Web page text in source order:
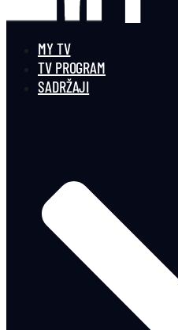
MY TV
TV PROGRAM
SADRŽAJI